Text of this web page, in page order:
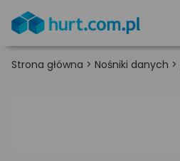
Strona główna > Nośniki danych >